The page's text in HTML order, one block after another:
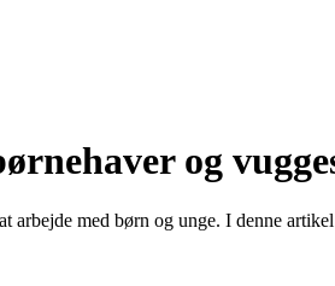
og
med børn og unge. I denne